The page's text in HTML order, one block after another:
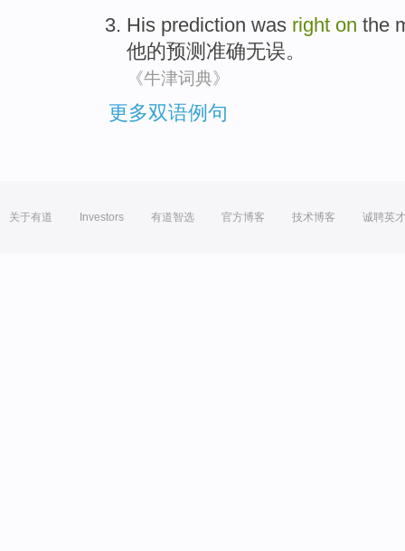
His prediction was right on the
他的预测 准确无误。
《牛津词典》
更多双语例句
关于有道 Investors 有道智选 官方博客 技术博客 诚聘英才